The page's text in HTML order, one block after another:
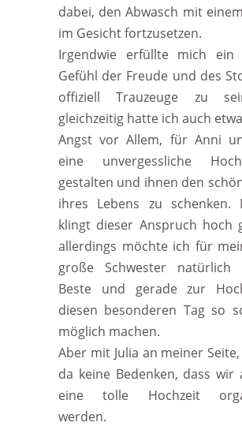
dabei, den Abwasch mit
im Gesicht fortzusetzen.
Irgendwie erfüllte mich ein
Gefühl der Freude und des
offiziell Trauzeuge zu
gleichzeitig hatte ich auch
Angst vor Allem, für Anni
eine unvergessliche
gestalten und ihnen den
ihres Lebens zu schenken.
klingt dieser Anspruch hoch
allerdings möchte ich für
große Schwester
Beste und gerade zur
diesen besonderen Tag so
möglich machen.
Aber mit Julia an meiner
da keine Bedenken, dass wir
eine tolle Hochzeit
werden.